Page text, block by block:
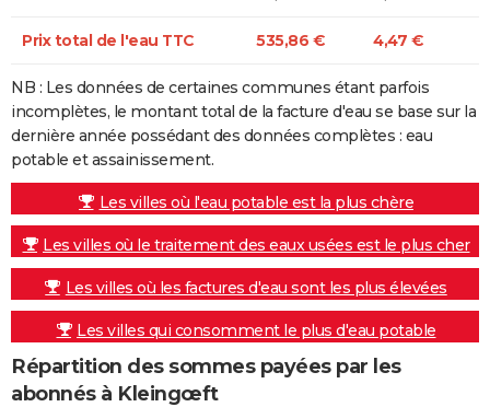
Prix total de l'eau TTC 535,86 € 4,47 €
NB : Les données de certaines communes étant parfois
incomplètes, le montant total de la facture d'eau se base sur la
dernière année possédant des données complètes : eau
potable et assainissement.
Les villes où l'eau potable est la plus chère
Les villes où le traitement des eaux usées est le plus cher
Les villes où les factures d'eau sont les plus élevées
Les villes qui consomment le plus d'eau potable
Répartition des sommes payées par les
abonnés à Kleingœft